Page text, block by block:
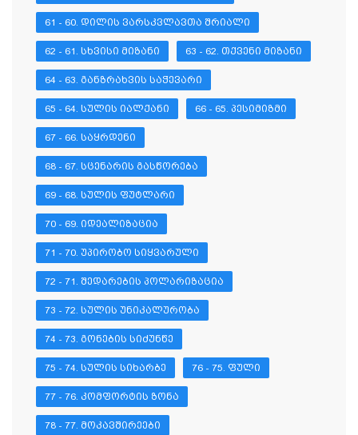
61 - 60. ᲓᲘᲚᲘᲡ ᲕᲐᲠᲡᲙᲕᲚᲐᲕᲗᲐ ᲨᲠᲘᲐᲚᲘ
62 - 61. ᲡᲮᲕᲘᲡᲘ ᲛᲘᲖᲐᲜᲘ 63 - 62. ᲗᲥᲕᲔᲜᲘ ᲛᲘᲖᲐᲜᲘ
64 - 63. ᲒᲐᲜᲖᲠᲐᲮᲕᲘᲡ ᲡᲐᲭᲔᲕᲐᲠᲘ
65 - 64. ᲡᲣᲚᲘᲡ ᲘᲐᲚᲥᲐᲜᲘ 66 - 65. ᲞᲔᲡᲘᲛᲘᲖᲛᲘ
67 - 66. ᲡᲐᲧᲠᲓᲔᲜᲘ
68 - 67. ᲡᲪᲔᲜᲐᲠᲘᲡ ᲒᲐᲡᲬᲝᲠᲔᲑᲐ
69 - 68. ᲡᲣᲚᲘᲡ ᲤᲣᲢᲚᲐᲠᲘ
70 - 69. ᲘᲓᲔᲐᲚᲘᲖᲐᲪᲘᲐ
71 - 70. ᲣᲞᲘᲠᲝᲑᲝ ᲡᲘᲧᲕᲐᲠᲣᲚᲘ
72 - 71. ᲨᲔᲓᲐᲠᲔᲑᲘᲡ ᲞᲝᲚᲐᲠᲘᲖᲐᲪᲘᲐ
73 - 72. ᲡᲣᲚᲘᲡ ᲣᲜᲘᲙᲐᲚᲣᲠᲝᲑᲐ
74 - 73. ᲒᲝᲜᲔᲑᲘᲡ ᲡᲘᲫᲣᲜᲬᲔ
75 - 74. ᲡᲣᲚᲘᲡ ᲡᲘᲮᲐᲠᲑᲔ 76 - 75. ᲤᲣᲚᲘ
77 - 76. ᲙᲝᲛᲤᲝᲠᲢᲘᲡ ᲖᲝᲜᲐ
78 - 77. ᲛᲝᲙᲐᲕᲨᲘᲠᲔᲔᲑᲘ